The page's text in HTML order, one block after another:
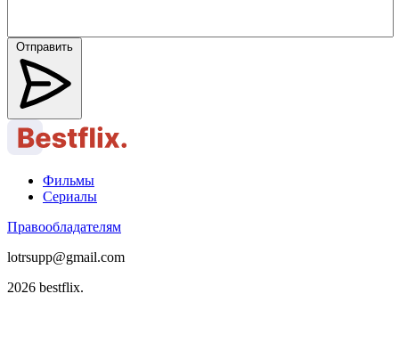
Отправить
Фильмы
Сериалы
Правообладателям
lotrsupp@gmail.com
2026 bestflix.